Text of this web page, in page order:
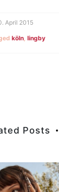
April 2015
köln,lingby
Posts